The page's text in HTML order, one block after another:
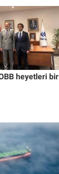
heyetleri bir